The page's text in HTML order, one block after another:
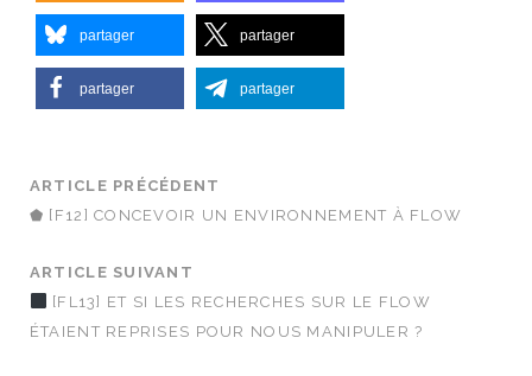
partager partager
partager partager
ARTICLE PRÉCÉDENT
⬟ [F12] CONCEVOIR UN ENVIRONNEMENT À FLOW
ARTICLE SUIVANT
[FL13] ET SI LES RECHERCHES SUR LE FLOW
ÉTAIENT REPRISES POUR NOUS MANIPULER ?